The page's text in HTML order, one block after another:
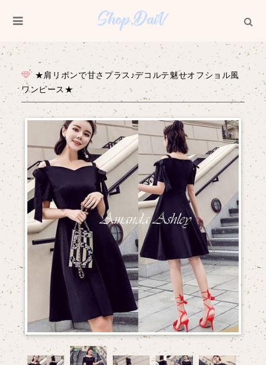
★肩リボンで甘さプラス♪デコルテ魅せオフショル風
ワンピース★